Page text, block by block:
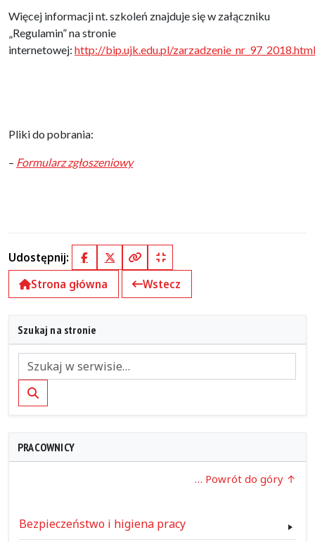
Więcej informacji nt. szkoleń znajduje się w załączniku
„Regulamin” na stronie
internetowej: http://bip.ujk.edu.pl/zarzadzenie_nr_97_2018.html
Pliki do pobrania:
– Formularz zgłoszeniowy
Udostępnij: FacebookX (Twitter)
Kopiuj pełny link
Kopiuj krótki link
Strona główna
Wstecz
Szukaj na stronie
Szukaj
PRACOWNICY
… Powrót do góry
Bezpieczeństwo i higiena pracy